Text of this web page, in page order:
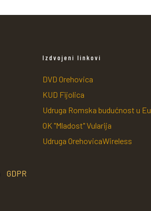
GDPR
Izdvojeni linkovi
DVD Orehovica
KUD Fijolica
Udruga Romska budućnost u
OK "Mladost" Vularija
Udruga OrehovicaWireless